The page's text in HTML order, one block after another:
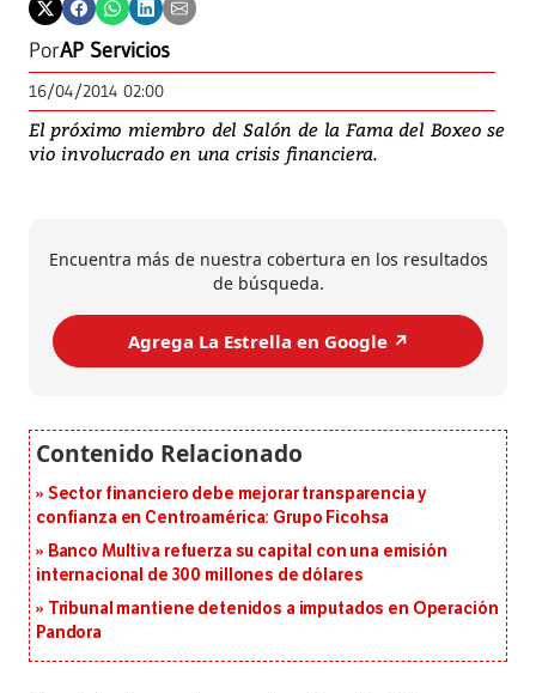
PorAP Servicios
16/04/2014 02:00
El próximo miembro del Salón de la Fama del Boxeo se
vio involucrado en una crisis financiera.
Encuentra más de nuestra cobertura en los resultados
de búsqueda.
Agrega La Estrella en Google ↗️
Sector financiero debe mejorar transparencia y
confianza en Centroamérica: Grupo Ficohsa
Banco Multiva refuerza su capital con una emisión
internacional de 300 millones de dólares
Tribunal mantiene detenidos a imputados en Operación
Pandora